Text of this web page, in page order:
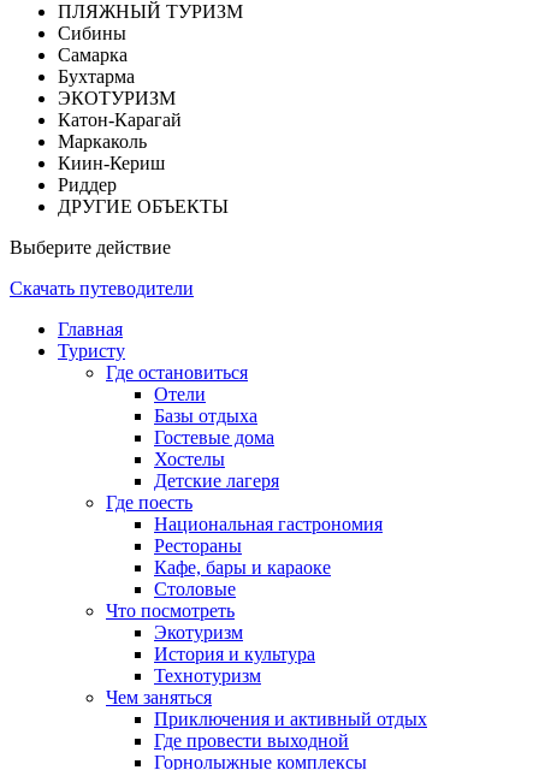
ПЛЯЖНЫЙ ТУРИЗМ
Сибины
Самарка
Бухтарма
ЭКОТУРИЗМ
Катон-Карагай
Маркаколь
Киин-Кериш
Риддер
ДРУГИЕ ОБЪЕКТЫ
Выберите действие
Скачать путеводители
Главная
Туристу
Где остановиться
Отели
Базы отдыха
Гостевые дома
Хостелы
Детские лагеря
Где поесть
Национальная гастрономия
Рестораны
Кафе, бары и караоке
Столовые
Что посмотреть
Экотуризм
История и культура
Технотуризм
Чем заняться
Приключения и активный отдых
Где провести выходной
Горнолыжные комплексы